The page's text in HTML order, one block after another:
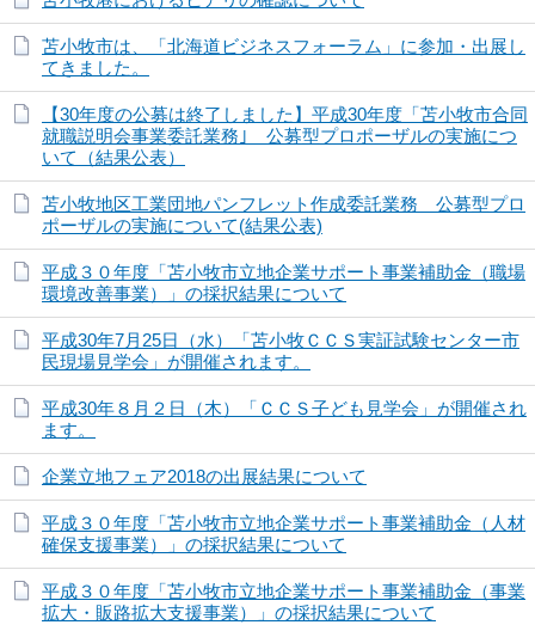
苫小牧市は、「北海道ビジネスフォーラム」に参加・出展し
てきました。
【30年度の公募は終了しました】平成30年度「苫小牧市合同
就職説明会事業委託業務｣ 公募型プロポーザルの実施につ
いて（結果公表）
苫小牧地区工業団地パンフレット作成委託業務 公募型プロ
ポーザルの実施について(結果公表)
平成３０年度「苫小牧市立地企業サポート事業補助金（職場
環境改善事業）」の採択結果について
平成30年7月25日（水）「苫小牧ＣＣＳ実証試験センター市
民現場見学会」が開催されます。
平成30年８月２日（木）「ＣＣＳ子ども見学会」が開催され
ます。
企業立地フェア2018の出展結果について
平成３０年度「苫小牧市立地企業サポート事業補助金（人材
確保支援事業）」の採択結果について
平成３０年度「苫小牧市立地企業サポート事業補助金（事業
拡大・販路拡大支援事業）」の採択結果について